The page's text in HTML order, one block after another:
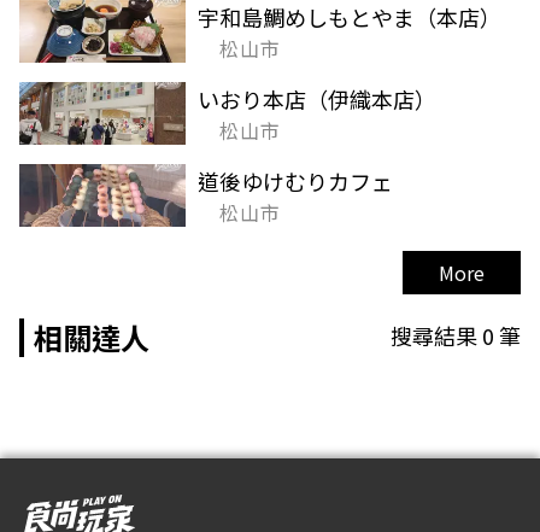
宇和島鯛めしもとやま（本店）
松山市
いおり本店（伊織本店）
松山市
道後ゆけむりカフェ
松山市
More
相關達人 搜尋結果0筆